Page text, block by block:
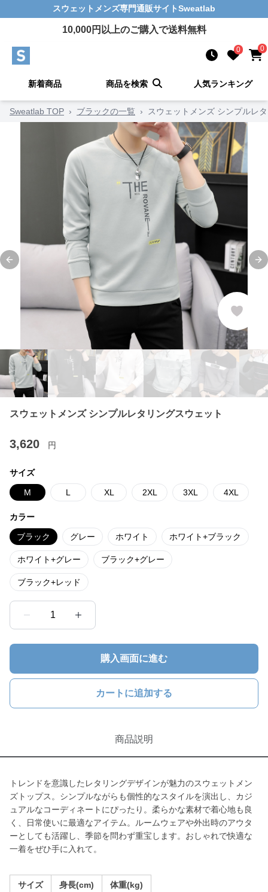
スウェットメンズ専門通販サイトSweatlab
10,000円以上のご購入で送料無料
0 0
新着商品 商品を検索 人気ランキング
Sweatlab TOP › ブラックの一覧 › スウェットメンズ シンプルレ
Previous slide
スウェットメンズ シンプルレタリングスウェット
3,620 円
サイズ
M L XL 2XL 3XL 4XL
カラー
ブラック グレー ホワイト ホワイト+ブラック
ホワイト+グレー ブラック+グレー
ブラック+レッド
1
購入画面に進む
カートに追加する
商品説明
トレンドを意識したレタリングデザインが魅力のスウェットメン
ズトップス。シンプルながらも個性的なスタイルを演出し、カジ
ュアルなコーディネートにぴったり。柔らかな素材で着心地も良
く、日常使いに最適なアイテム。ルームウェアや外出時のアウタ
ーとしても活躍し、季節を問わず重宝します。おしゃれで快適な
一着をぜひ手に入れて。
サイズ 身長(cm) 体重(kg)